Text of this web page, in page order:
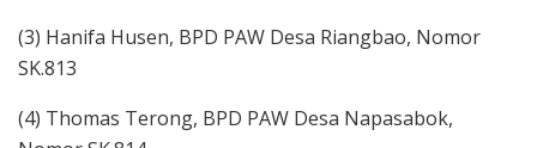
(3) Hanifa Husen, BPD PAW Desa Riangbao, Nomor
SK.813
(4) Thomas Terong, BPD PAW Desa Napasabok,